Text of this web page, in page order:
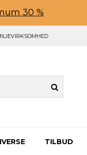
30 %
TILBUD